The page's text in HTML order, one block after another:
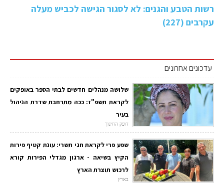
רשות הטבע והגנים: לא לסגור הגישה לכביש מעלה
עקרבים (227)
עדכונים אחרונים
שלושה מנהלים חדשים לבתי הספר באופקים
לקראת תשפ"ז: ככה מתרחבת שדרת הניהול
בעיר
דופק החינוך
שפע פרי לקראת חגי תשרי: עונת קטיף פירות
הקיץ בשיאה - ארגון מגדלי הפירות קורא
לרכוש תוצרת הארץ
בארץ